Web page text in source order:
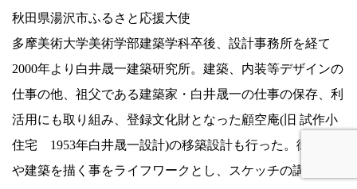
秋田県湯沢市ふるさと応援大使
多摩美術大学美術学部建築学科卒後、設計事務所を経て
2000年より白井晟一建築研究所。建築、内装等デザインの
仕事の他、祖父である建築家・白井晟一の仕事の保存、利
活用にも取り組み、登録文化財となった顧空庵(旧 試作小
住宅 1953年白井晟一設計)の移築設計も行った。街並み
や建築を描く事をライフワークとし、スケッチの講師、ワ